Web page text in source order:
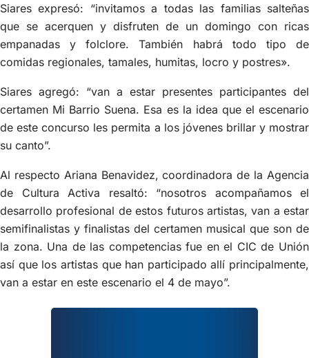
Siares expresó: “invitamos a todas las familias salteñas
que se acerquen y disfruten de un domingo con ricas
empanadas y folclore. También habrá todo tipo de
comidas regionales, tamales, humitas, locro y postres».
Siares agregó: “van a estar presentes participantes del
certamen Mi Barrio Suena. Esa es la idea que el escenario
de este concurso les permita a los jóvenes brillar y mostrar
su canto”.
Al respecto Ariana Benavidez, coordinadora de la Agencia
de Cultura Activa resaltó: “nosotros acompañamos el
desarrollo profesional de estos futuros artistas, van a estar
semifinalistas y finalistas del certamen musical que son de
la zona. Una de las competencias fue en el CIC de Unión
así que los artistas que han participado allí principalmente,
van a estar en este escenario el 4 de mayo”.